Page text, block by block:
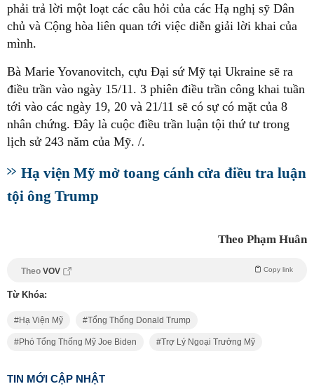
phải trả lời một loạt các câu hỏi của các Hạ nghị sỹ Dân
chủ và Cộng hòa liên quan tới việc diễn giải lời khai của
mình.
Bà Marie Yovanovitch, cựu Đại sứ Mỹ tại Ukraine sẽ ra
điều trần vào ngày 15/11. 3 phiên điều trần công khai tuần
tới vào các ngày 19, 20 và 21/11 sẽ có sự có mặt của 8
nhân chứng. Đây là cuộc điều trần luận tội thứ tư trong
lịch sử 243 năm của Mỹ. /.
Hạ viện Mỹ mở toang cánh cửa điều tra luận
tội ông Trump
Theo Phạm Huân
Theo VOV Copy link
Từ Khóa:
Hạ Viện Mỹ Tổng Thống Donald Trump
Phó Tổng Thống Mỹ Joe Biden Trợ Lý Ngoại Trưởng Mỹ
TIN MỚI CẬP NHẬT